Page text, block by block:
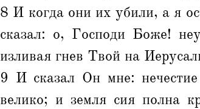
8 И когда они их убили, а я
сказал: о, Господи Боже!
изливая гнев Твой на
9 И сказал Он мне:
велико; и земля сия полна